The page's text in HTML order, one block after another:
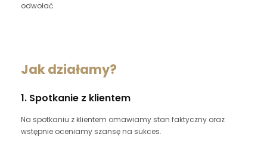
odwołać.
Jak działamy?
1. Spotkanie z klientem
Na spotkaniu z klientem omawiamy stan faktyczny oraz
wstępnie oceniamy szansę na sukces.